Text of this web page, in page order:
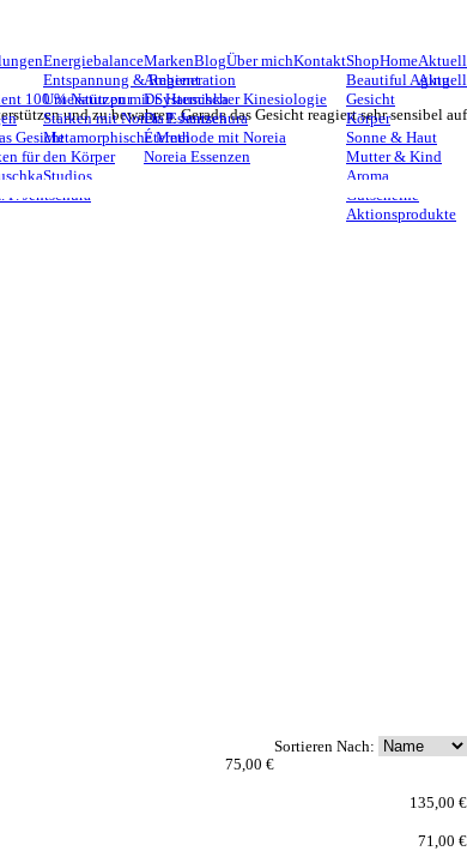
100 % Natur pur
Gesicht
für den Körper
P. Jentschura
Energiebalance
Entspannung & Regeneration
Unterstützen mit Systemischer Kinesiologie
Stärken mit Noreia Essenzen
Metamorphische Methode mit Noreia
Studios
Marken
Ambient
Dr. Hauschka
Dr. P. Jentschura
Éternel
Noreia Essenzen
BlogÜber michKontaktShop
Beautiful Aging
Gesicht
Körper
Sonne & Haut
Mutter & Kind
Aroma
Gutscheine
Aktionsprodukte
HomeAktuell
und zu bewahren. Gerade das Gesicht reagiert sehr sensibel auf
Sortieren Nach:
75,00 €
135,00 €
71,00 €